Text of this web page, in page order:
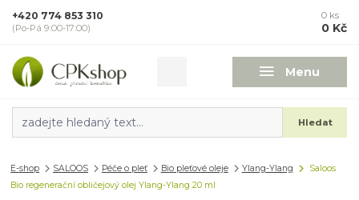
Menu
Hledat
+420 774 853 310
(Po-Pá 9:00-17:00)
0 ks
0 Kč
E-shop SALOOS Péče o pleť Bio pleťové oleje Ylang-Ylang
Saloos
Bio regenerační obličejový olej Ylang-Ylang 20 ml